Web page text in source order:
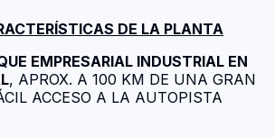
DE LA PLANTA
EMPRESARIAL INDUSTRIAL EN
, APROX. A 100 KM DE UNA GRAN
ACCESO A LA AUTOPISTA